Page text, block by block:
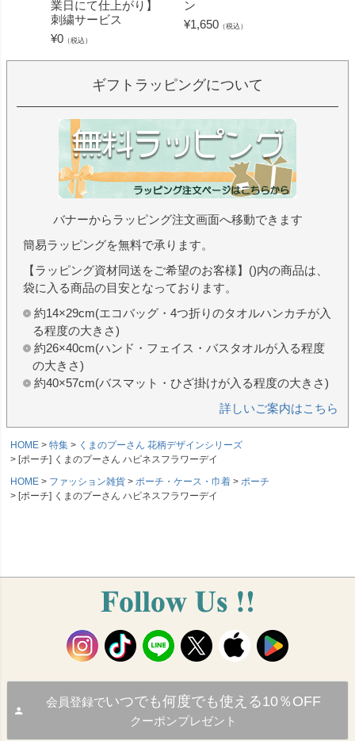
業日にて仕上がり】
刺繍サービス
¥0 （税込）
ン
¥1,650 （税込）
ギフトラッピングについて
バナーからラッピング注文画面へ移動できます
簡易ラッピングを無料で承ります。
【ラッピング資材同送をご希望のお客様】()内の商品は、
袋に入る商品の目安となっております。
約14×29cm(エコバッグ・4つ折りのタオルハンカチが入
る程度の大きさ)
約26×40cm(ハンド・フェイス・バスタオルが入る程度
の大きさ)
約40×57cm(バスマット・ひざ掛けが入る程度の大きさ)
詳しいご案内はこちら
HOME 特集
くまのプーさん 花柄デザインシリーズ
[ポーチ] くまのプーさん ハピネスフラワーデイ
HOME
ファッション雑貨 ポーチ・ケース・巾着
ポーチ
[ポーチ] くまのプーさん ハピネスフラワーデイ
会員登録でいつでも何度でも使える10％OFF
クーポンプレゼント